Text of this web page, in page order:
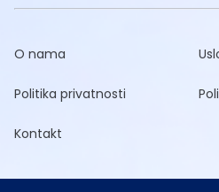
O nama
Politika privatnosti
Kontakt